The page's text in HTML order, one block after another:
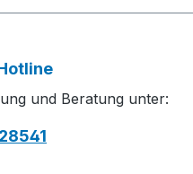
und Beratung unter: